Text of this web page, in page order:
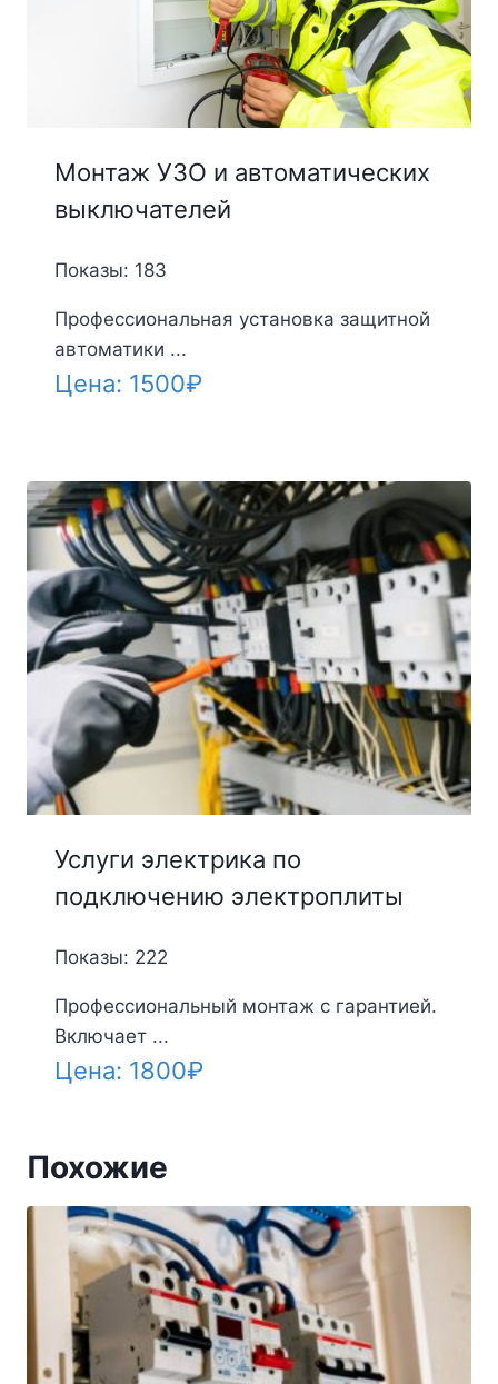
Монтаж УЗО и автоматических
выключателей
Показы: 183
Профессиональная установка защитной
автоматики ...
Цена: 1500₽
Услуги электрика по
подключению электроплиты
Показы: 222
Профессиональный монтаж с гарантией.
Включает ...
Цена: 1800₽
Похожие